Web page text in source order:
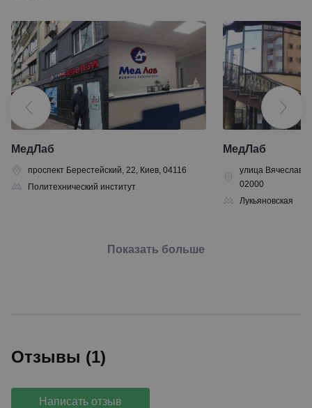
МедЛаб
проспект Берестейский, 22, Киев, 04116
Политехнический институт
МедЛаб
улица Вячеслава
02000
Лукьяновская
Показать больше
Отзывы (1)
Написать отзыв